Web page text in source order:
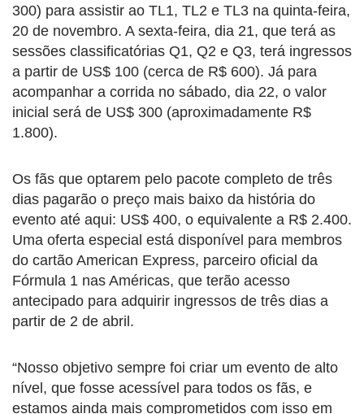
300) para assistir ao TL1, TL2 e TL3 na quinta-feira,
20 de novembro. A sexta-feira, dia 21, que terá as
sessões classificatórias Q1, Q2 e Q3, terá ingressos
a partir de US$ 100 (cerca de R$ 600). Já para
acompanhar a corrida no sábado, dia 22, o valor
inicial será de US$ 300 (aproximadamente R$
1.800).
Os fãs que optarem pelo pacote completo de três
dias pagarão o preço mais baixo da história do
evento até aqui: US$ 400, o equivalente a R$ 2.400.
Uma oferta especial está disponível para membros
do cartão American Express, parceiro oficial da
Fórmula 1 nas Américas, que terão acesso
antecipado para adquirir ingressos de três dias a
partir de 2 de abril.
“Nosso objetivo sempre foi criar um evento de alto
nível, que fosse acessível para todos os fãs, e
estamos ainda mais comprometidos com isso em